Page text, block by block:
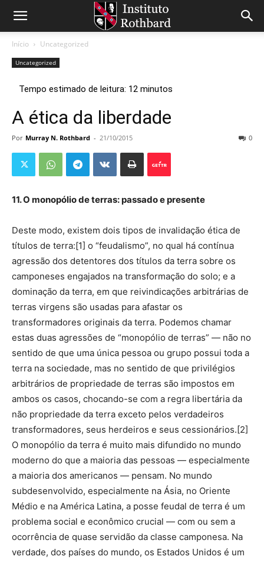
Início Uncategorized
Uncategorized
A ética da liberdade
Por Murray N. Rothbard - 21/10/2015 0
11. O monopólio de terras: passado e presente
Deste modo, existem dois tipos de invalidação ética de
títulos de terra:[1] o “feudalismo”, no qual há contínua
agressão dos detentores dos títulos da terra sobre os
camponeses engajados na transformação do solo; e a
dominação da terra, em que reivindicações arbitrárias de
terras virgens são usadas para afastar os
transformadores originais da terra. Podemos chamar
estas duas agressões de “monopólio de terras” — não no
sentido de que uma única pessoa ou grupo possui toda a
terra na sociedade, mas no sentido de que privilégios
arbitrários de propriedade de terras são impostos em
ambos os casos, chocando-se com a regra libertária da
não propriedade da terra exceto pelos verdadeiros
transformadores, seus herdeiros e seus cessionários.[2]
O monopólio da terra é muito mais difundido no mundo
moderno do que a maioria das pessoas — especialmente
a maioria dos americanos — pensam. No mundo
subdesenvolvido, especialmente na Ásia, no Oriente
Médio e na América Latina, a posse feudal de terra é um
problema social e econômico crucial — com ou sem a
ocorrência de quase servidão da classe camponesa. Na
verdade, dos países do mundo, os Estados Unidos é um